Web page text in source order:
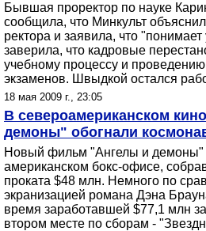
Бывшая проректор по науке
сообщила, что Минкульт
ректора и заявила, что
заверила, что кадровые
учебному процессу и
экзаменов. Швыдкой остался
18 мая 2009 г., 23:05
В североамериканском
демоны" обогнали
Новый фильм "Ангелы и демоны"
американском бокс-офисе,
проката $48 млн. Немного по
экранизацией романа Дэна
время заработавшей $77,1 млн
втором месте по сборам -